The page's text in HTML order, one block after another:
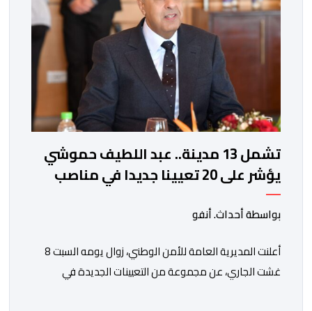
تشمل 13 مدينة.. عبد اللطيف حموشي
يؤشر على 20 تعيينا جديدا في مناصب
المسؤولية بمصالح الأمن الوطني
بواسطة أحداث. أنفو
أعلنت المديرية العامة للأمن الوطني، زوال يومه السبت 8
غشت الجاري، عن مجموعة من التعيينات الجديدة في